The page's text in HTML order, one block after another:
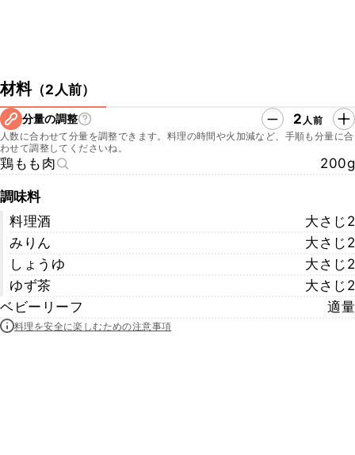
材料（2人前）
分量の調整 2 人前
人数に合わせて分量を調整できます。料理の時間や火加減など、手順も分量に合
わせて調整してくださいね。
鶏もも肉 200g
調味料
料理酒
大さじ2
みりん
大さじ2
しょうゆ
大さじ2
ゆず茶
大さじ2
ベビーリーフ
適量
料理を安全に楽しむための注意事項